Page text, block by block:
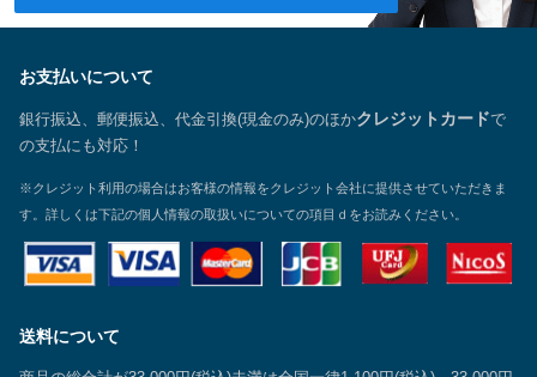
お支払いについて
銀行振込、郵便振込、代金引換(現金のみ)のほかクレジットカードで
の支払にも対応！
※クレジット利用の場合はお客様の情報をクレジット会社に提供させていただきま
す。詳しくは下記の個人情報の取扱いについての項目ｄをお読みください。
送料について